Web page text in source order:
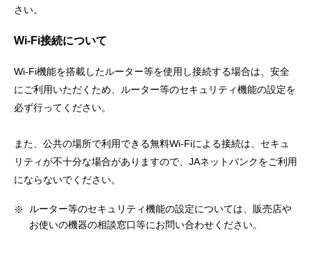
さい。
Wi-Fi接続について
Wi-Fi機能を搭載したルーター等を使用し接続する場合は、安全
にご利用いただくため、ルーター等のセキュリティ機能の設定を
必ず行ってください。
また、公共の場所で利用できる無料Wi-Fiによる接続は、セキュ
リティが不十分な場合がありますので、JAネットバンクをご利用
にならないでください。
ルーター等のセキュリティ機能の設定については、販売店や
お使いの機器の相談窓口等にお問い合わせください。